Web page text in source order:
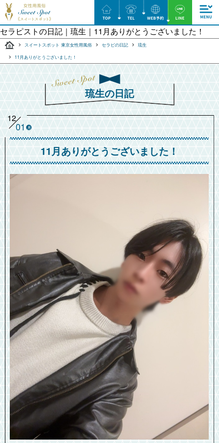
セラピストの日記｜琉生｜11月ありがとうございました！
スイートスポット 東京女性用風俗 セラピの日記
琉生
11月ありがとうございました！
琉生の日記
12
01 月
11月ありがとうございました！